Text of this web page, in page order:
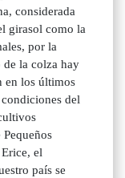
considerada
girasol como la
por la
de la colza hay
en los últimos
del
el
país se